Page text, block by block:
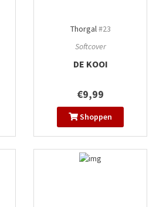
Thorgal#23
Softcover
DE KOOI
€9,99
Shoppen